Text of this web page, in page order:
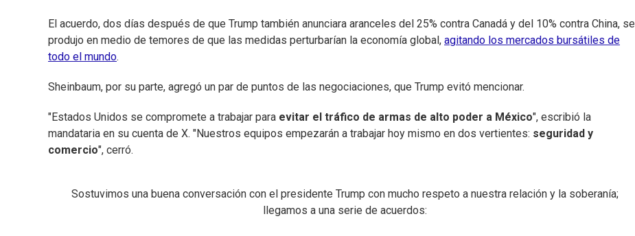
El acuerdo, dos días después de que Trump también anunciara aranceles del 25% contra Canadá y del 10% contra China, se
produjo en medio de temores de que las medidas perturbarían la economía global, agitando los mercados bursátiles de
todo el mundo.
Sheinbaum, por su parte, agregó un par de puntos de las negociaciones, que Trump evitó mencionar.
"Estados Unidos se compromete a trabajar para evitar el tráfico de armas de alto poder a México", escribió la
mandataria en su cuenta de X. "Nuestros equipos empezarán a trabajar hoy mismo en dos vertientes: seguridad y
comercio", cerró.
Sostuvimos una buena conversación con el presidente Trump con mucho respeto a nuestra relación y la soberanía;
llegamos a una serie de acuerdos: